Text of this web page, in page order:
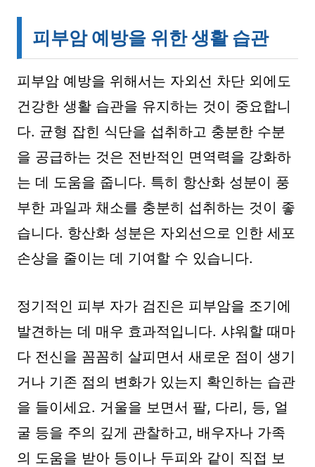
피부암 예방을 위한 생활 습관
피부암 예방을 위해서는 자외선 차단 외에도
건강한 생활 습관을 유지하는 것이 중요합니
다. 균형 잡힌 식단을 섭취하고 충분한 수분
을 공급하는 것은 전반적인 면역력을 강화하
는 데 도움을 줍니다. 특히 항산화 성분이 풍
부한 과일과 채소를 충분히 섭취하는 것이 좋
습니다. 항산화 성분은 자외선으로 인한 세포
손상을 줄이는 데 기여할 수 있습니다.
정기적인 피부 자가 검진은 피부암을 조기에
발견하는 데 매우 효과적입니다. 샤워할 때마
다 전신을 꼼꼼히 살피면서 새로운 점이 생기
거나 기존 점의 변화가 있는지 확인하는 습관
을 들이세요. 거울을 보면서 팔, 다리, 등, 얼
굴 등을 주의 깊게 관찰하고, 배우자나 가족
의 도움을 받아 등이나 두피와 같이 직접 보